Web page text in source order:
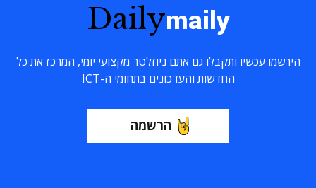
Dailymaily
הירשמו עכשיו ותקבלו גם אתם ניוזלטר מקצועי יומי, המרכז את כל
החדשות והעדכונים בתחומי ה-ICT
הרשמה